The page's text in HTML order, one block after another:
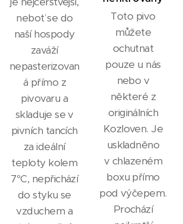
neboť se do
naší hospody
zaváží
nepasterizovan
á přímo z
pivovaru a
skladuje se v
pivních tancích
za ideální
teploty kolem
7°C, nepřichází
do styku se
vzduchem a
Toto pivo
můžete
ochutnat
pouze u nás
nebo v
některé z
originálních
Kozloven. Je
uskladněno
v chlazeném
boxu přímo
pod výčepem.
Prochází